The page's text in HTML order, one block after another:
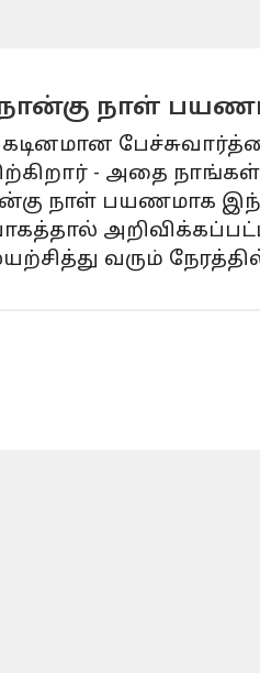
நாள்
கடினமான
- அதை
நாள் பயணமாக
வரும்